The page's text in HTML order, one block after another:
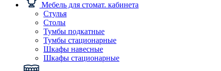
Мебель для стомат. кабинета
Стулья
Столы
Тумбы подкатные
Тумбы стационарные
Шкафы навесные
Шкафы стационарные